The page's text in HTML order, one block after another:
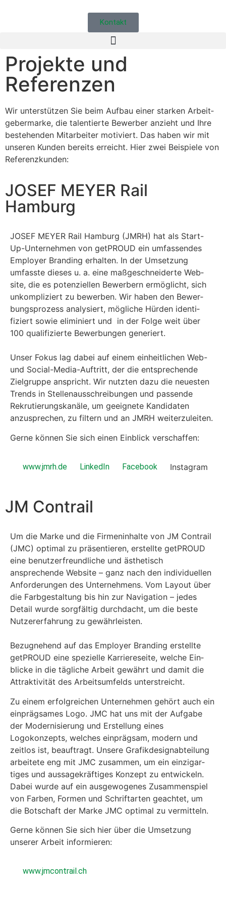
Kontakt
Projekte und
Referenzen
Wir unter­stützen Sie beim Auf­bau ein­er starken Arbeit­
ge­ber­marke, die tal­en­tierte Bewer­ber anzieht und Ihre
beste­hen­den Mitar­beit­er motiviert. Das haben wir mit
unseren Kun­den bere­its erre­icht. Hier zwei Beispiele von
Ref­eren­zkun­den:
JOSEF MEYER Rail
Hamburg
JOSEF MEYER Rail Ham­burg (JMRH) hat als Start-
Up-Unternehmen von get­PROUD ein umfassendes
Employ­er Brand­ing erhal­ten. In der Umset­zung
umfasste dieses u. a. eine maßgeschnei­derte Web­
site, die es poten­ziellen Bewer­bern ermöglicht, sich
unkom­pliziert zu bewer­ben. Wir haben den Bewer­
bung­sprozess analysiert, mögliche Hür­den iden­ti­
fiziert sowie eli­m­iniert und in der Folge weit über
100 qual­i­fizierte Bewer­bun­gen gener­iert.
Unser Fokus lag dabei auf einem ein­heitlichen Web-
und Social-Media-Auftritt, der die entsprechende
Ziel­gruppe anspricht. Wir nutzten dazu die neuesten
Trends in Stel­lenauss­chrei­bun­gen und passende
Rekru­tierungskanäle, um geeignete Kan­di­dat­en
anzus­prechen, zu fil­tern und an JMRH weit­erzuleit­en.
Gerne kön­nen Sie sich einen Ein­blick ver­schaf­fen:
www.jmrh.de LinkedIn Face­book Insta­gram
JM Contrail
Um die Marke und die Fir­menin­halte von JM Con­trail
(JMC) opti­mal zu präsen­tieren, erstellte get­PROUD
eine benutzer­fre­undliche und ästhetisch
ansprechende Web­site – ganz nach den indi­vidu­ellen
Anforderun­gen des Unternehmens. Vom Lay­out über
die Far­bgestal­tung bis hin zur Nav­i­ga­tion – jedes
Detail wurde sorgfältig durch­dacht, um die beste
Nutzer­erfahrung zu gewährleis­ten.
Bezugne­hend auf das Employ­er Brand­ing erstellte
get­PROUD eine spezielle Kar­ri­ere­seite, welche Ein­
blicke in die tägliche Arbeit gewährt und damit die
Attrak­tiv­ität des Arbeit­sum­felds unter­stre­icht.
Zu einem erfol­gre­ichen Unternehmen gehört auch ein
ein­prägsames Logo. JMC hat uns mit der Auf­gabe
der Mod­ernisierung und Erstel­lung eines
Logokonzepts, welch­es ein­prägsam, mod­ern und
zeit­los ist, beauf­tragt. Unsere Grafikdes­ignabteilung
arbeit­ete eng mit JMC zusam­men, um ein einzi­gar­
tiges und aus­sagekräftiges Konzept zu entwick­eln.
Dabei wurde auf ein aus­ge­wo­genes Zusam­men­spiel
von Far­ben, For­men und Schrif­tarten geachtet, um
die Botschaft der Marke JMC opti­mal zu ver­mit­teln.
Gerne kön­nen Sie sich hier über die Umset­zung
unser­er Arbeit informieren:
www.jmcontrail.ch